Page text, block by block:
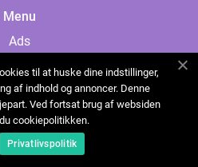
Menu
Ads
Sitemap
til at huske dine indstillinger,
af indhold og annoncer. Denne
Ved fortsat brug af websiden
cookiepolitikken.
Privatlivspolitik